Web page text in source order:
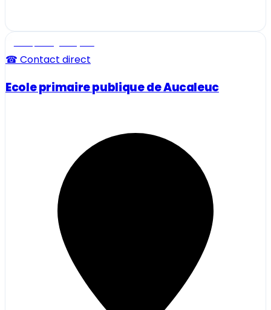
☎ Contact direct
Ecole primaire publique de Aucaleuc